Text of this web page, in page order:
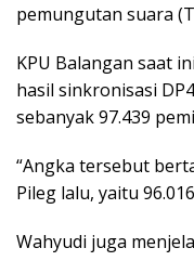
pemungutan suara
KPU Balangan saat
hasil sinkronisasi
sebanyak 97.439
“Angka tersebut
Pileg lalu, yaitu
Wahyudi juga